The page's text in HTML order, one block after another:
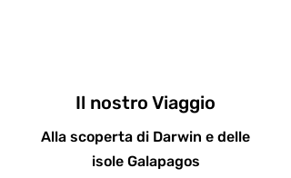
Il nostro Viaggio
Alla scoperta di Darwin e delle
isole Galapagos